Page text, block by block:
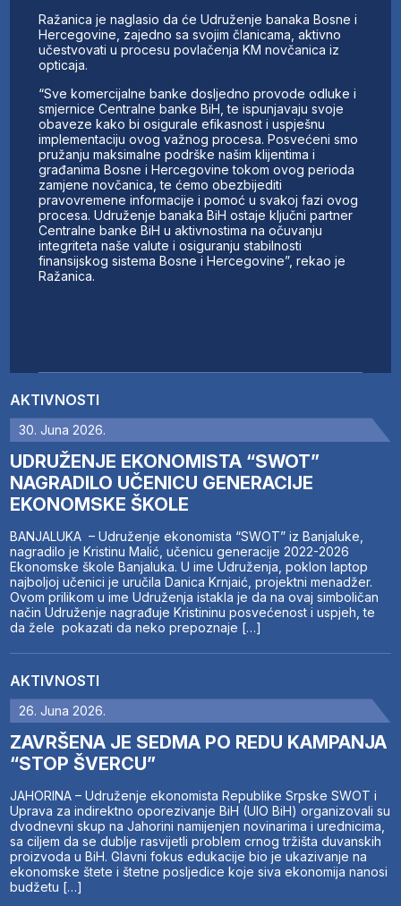
AKTIVNOSTI
30. Juna 2026.
UDRUŽENJE EKONOMISTA “SWOT”
NAGRADILO UČENICU GENERACIJE
EKONOMSKE ŠKOLE
BANJALUKA – Udruženje ekonomista “SWOT” iz Banjaluke,
nagradilo je Kristinu Malić, učenicu generacije 2022-2026
Ekonomske škole Banjaluka. U ime Udruženja, poklon laptop
najboljoj učenici je uručila Danica Krnjaić, projektni menadžer.
Ovom prilikom u ime Udruženja istakla je da na ovaj simboličan
način Udruženje nagrađuje Kristininu posvećenost i uspjeh, te
da žele pokazati da neko prepoznaje […]
AKTIVNOSTI
26. Juna 2026.
ZAVRŠENA JE SEDMA PO REDU KAMPANJA
“STOP ŠVERCU”
JAHORINA – Udruženje ekonomista Republike Srpske SWOT i
Uprava za indirektno oporezivanje BiH (UIO BiH) organizovali su
dvodnevni skup na Jahorini namijenjen novinarima i urednicima,
sa ciljem da se dublje rasvijetli problem crnog tržišta duvanskih
proizvoda u BiH. Glavni fokus edukacije bio je ukazivanje na
ekonomske štete i štetne posljedice koje siva ekonomija nanosi
budžetu […]
Ražanica je naglasio da će Udruženje banaka Bosne i
Hercegovine, zajedno sa svojim članicama, aktivno
učestvovati u procesu povlačenja KM novčanica iz
opticaja.
“Sve komercijalne banke dosljedno provode odluke i
smjernice Centralne banke BiH, te ispunjavaju svoje
obaveze kako bi osigurale efikasnost i uspješnu
implementaciju ovog važnog procesa. Posvećeni smo
pružanju maksimalne podrške našim klijentima i
građanima Bosne i Hercegovine tokom ovog perioda
zamjene novčanica, te ćemo obezbijediti
pravovremene informacije i pomoć u svakoj fazi ovog
procesa. Udruženje banaka BiH ostaje ključni partner
Centralne banke BiH u aktivnostima na očuvanju
integriteta naše valute i osiguranju stabilnosti
finansijskog sistema Bosne i Hercegovine”, rekao je
Ražanica.